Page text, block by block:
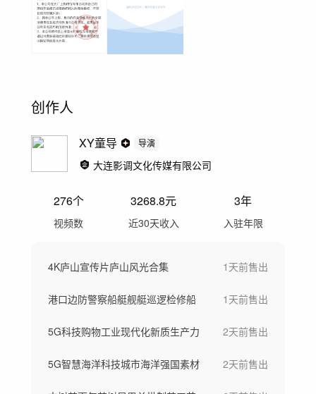
创作人
XY童导 导演
大连影调文化传媒有限公司
276个
视频数
3268.8元
近30天收入
3年
入驻年限
4K庐山宣传片庐山风光合集 1天前售出
港口边防警察船艇舰艇巡逻检修船 1天前售出
5G科技购物工业现代化新质生产力 2天前售出
5G智慧海洋科技城市海洋强国素材 2天前售出